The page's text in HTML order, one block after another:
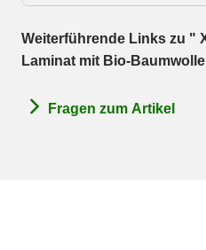
Weiterführende Links zu "
Laminat mit Bio-
Fragen zum Artikel